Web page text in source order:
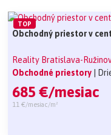
Obchodný priestor v
Reality Bratislava-
Obchodné priestory
|
685 €/mesiac
11 €/mesiac/m²
TOP